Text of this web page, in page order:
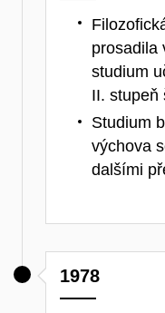
prosadila
studium
II. stupeň
Studium
výchova
dalšími
1978